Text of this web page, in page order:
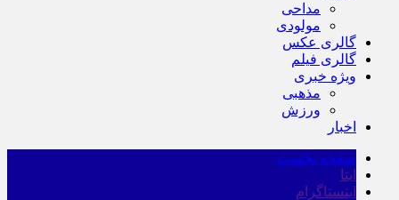
مداحی
مولودی
گالری عکس
گالری فیلم
ویژه خبری
مذهبی
ورزش
اخبار
صفحه نخست
ایتا
اینستاگرام